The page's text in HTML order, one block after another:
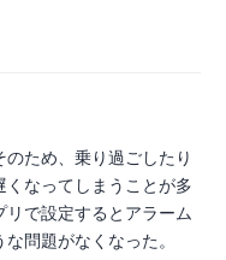
ため、乗り過ごしたり
なってしまうことが多
で設定するとアラーム
問題がなくなった。